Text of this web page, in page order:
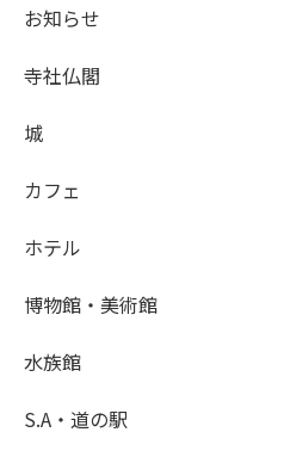
お知らせ
寺社仏閣
城
カフェ
ホテル
博物館・美術館
水族館
S.A・道の駅